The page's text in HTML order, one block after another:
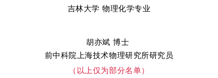
吉林大学 物理化学专业
胡亦斌 博士
前中科院上海技术物理研究所研究员
（以上仅为部分名单）